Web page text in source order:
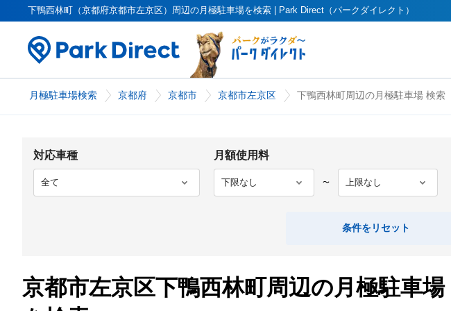
下鴨西林町（京都府京都市左京区）周辺の月極駐車場を検索 | Park Direct（パークダイレクト）
月極駐車場検索 京都府 京都市 京都市左京区 下鴨西林町周辺の月極駐車場 検索
対応車種 月額使用料
〜
条件をリセット
京都市左京区下鴨西林町周辺の月極駐車場